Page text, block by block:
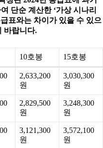
단순 계산한 ‘가상 시나리
표와는 차이가 있을 수 있으
바랍니다.
10호봉 15호봉
2,633,200
원
3,030,300
원
2,829,500
원
3,248,300
원
3,121,300
원
3,572,100
원